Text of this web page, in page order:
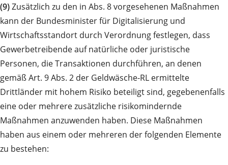
(9)Zusätzlich zu den in Abs. 8 vorgesehenen Maßnahmen
kann der Bundesminister für Digitalisierung und
Wirtschaftsstandort durch Verordnung festlegen, dass
Gewerbetreibende auf natürliche oder juristische
Personen, die Transaktionen durchführen, an denen
gemäß Art. 9 Abs. 2 der Geldwäsche-RL ermittelte
Drittländer mit hohem Risiko beteiligt sind, gegebenenfalls
eine oder mehrere zusätzliche risikomindernde
Maßnahmen anzuwenden haben. Diese Maßnahmen
haben aus einem oder mehreren der folgenden Elemente
zu bestehen: